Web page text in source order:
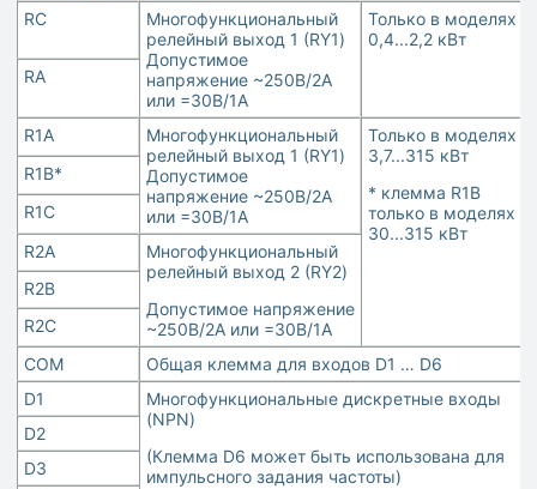
RC
Многофункциональный
релейный выход 1 (RY1)
Допустимое
напряжение ~250В/2А
или =30В/1А
Только в моделях
0,4...2,2 кВт
RA
R1A
Многофункциональный
релейный выход 1 (RY1)
Допустимое
напряжение ~250В/2А
или =30В/1А
Только в моделях
3,7...315 кВт
* клемма R1B
только в моделях
30...315 кВт
R1B*
R1C
R2A
Многофункциональный
релейный выход 2 (RY2)
Допустимое напряжение
~250В/2А или =30В/1А
R2B
R2C
COM
Общая клемма для входов D1 … D6
D1
Многофункциональные дискретные входы
(NPN)
(Клемма D6 может быть использована для
импульсного задания частоты)
D2
D3